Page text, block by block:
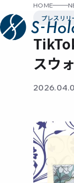
HOME
プレスリリ
スウ